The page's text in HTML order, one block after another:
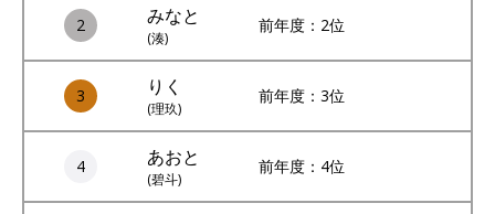
2 みなと
(湊)
前年度：2位
3 りく
(理玖)
前年度：3位
4 あおと
(碧斗)
前年度：4位